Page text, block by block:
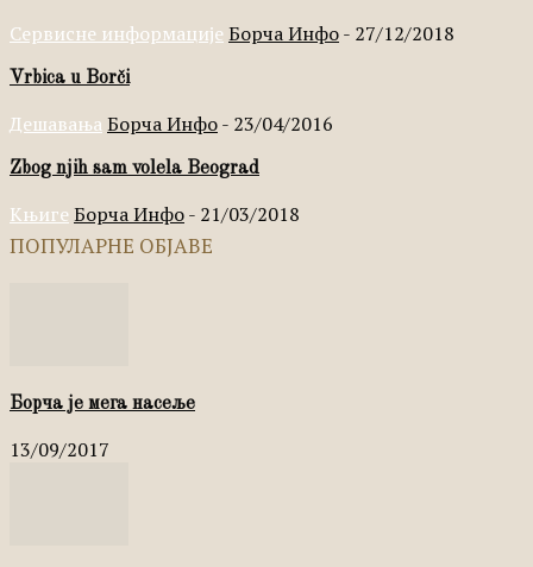
Сервисне информације Борча Инфо- 27/12/2018
Vrbica u Borči
ДешавањаБорча Инфо- 23/04/2016
Zbog njih sam volela Beograd
Књиге Борча Инфо- 21/03/2018
ПОПУЛАРНЕ ОБЈАВЕ
Борча је мега насеље
13/09/2017